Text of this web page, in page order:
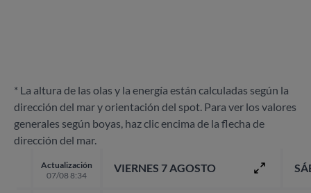
* La altura de las olas y la energía están calculadas según la
dirección del mar y orientación del spot. Para ver los valores
generales según boyas, haz clic encima de la flecha de
dirección del mar.
Actualización
07/08 8:34
VIERNES 7 AGOSTO